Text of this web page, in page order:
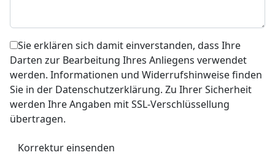
Sie erklären sich damit einverstanden, dass Ihre
Darten zur Bearbeitung Ihres Anliegens verwendet
werden. Informationen und Widerrufshinweise finden
Sie in der Datenschutzerklärung. Zu Ihrer Sicherheit
werden Ihre Angaben mit SSL-Verschlüssellung
übertragen.